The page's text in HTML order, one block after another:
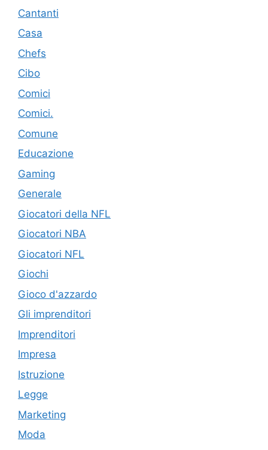
Cantanti
Casa
Chefs
Cibo
Comici
Comici.
Comune
Educazione
Gaming
Generale
Giocatori della NFL
Giocatori NBA
Giocatori NFL
Giochi
Gioco d'azzardo
Gli imprenditori
Imprenditori
Impresa
Istruzione
Legge
Marketing
Moda